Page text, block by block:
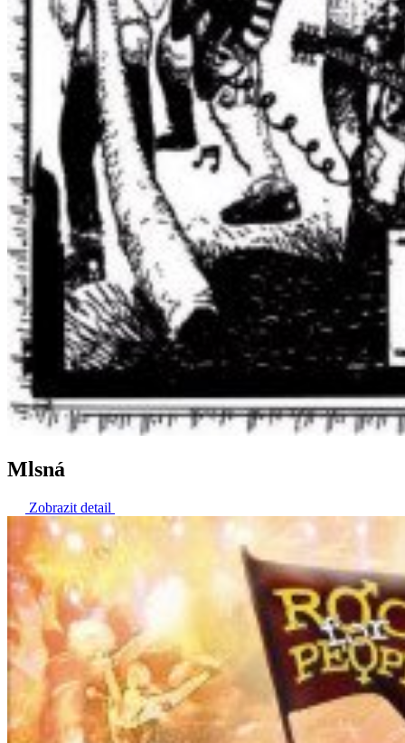
Mlsná
Zobrazit detail